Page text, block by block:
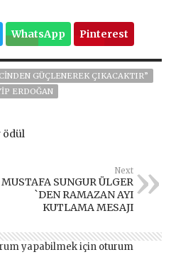
WhatsApp Pinterest
GÜÇLENEREK ÇIKACAKTIR”
ERDOĞAN
ödül
Next
MUSTAFA SUNGUR ÜLGER
`DEN RAMAZAN AYI
KUTLAMA MESAJI
yapabilmek için oturum